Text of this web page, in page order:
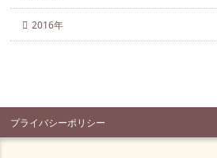
2016年
プライバシーポリシー